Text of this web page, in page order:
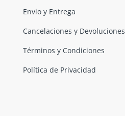
Envio y Entrega
Cancelaciones y Devoluciones
Términos y Condiciones
Política de Privacidad